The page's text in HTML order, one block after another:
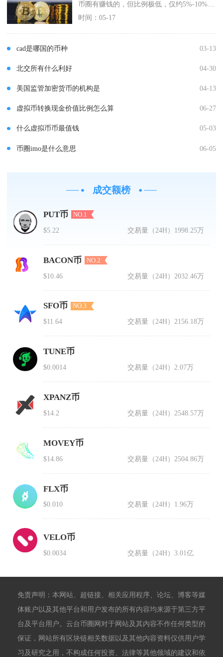
时间：05-17
cad是哪国的币种 03-13
北交所有什么利好 04-30
美国监管加密货币的机构是 04-13
虚拟币转换现金价值比例怎么算 06-27
什么虚拟币币最值钱 05-03
币圈imo是什么意思 06-05
成交额榜
PUT币 NO.1
$5.22 交易量（24H） 1998.25万
BACON币 NO.2
$10.46 交易量（24H） 2032.46万
SFO币 NO.3
$11.64 交易量（24H）2156.18万
TUNE币
$0.0014 交易量（24H） 2.07万
XPANZ币
$14.2 交易量（24H） 2548.57万
MOVEY币
$14.86 交易量（24H） 2504.86万
FLX币
$0.010 交易量（24H） 1.96万
VELO币
$0.0034 交易量（24H）3.01亿
免责声明：本网站、超链接、相关应用程序、论坛、博客等媒
体账户以及其他平台和用户发布的所有内容均来源于第三方平
台及平台用户。云台币圈网对于网站及其内容不作任何类型的
保证，网站所有区块链相关数据以及其他内容资料仅供用户学
习及研究之用，不构成任何投资、法律等其他领域的建议和依